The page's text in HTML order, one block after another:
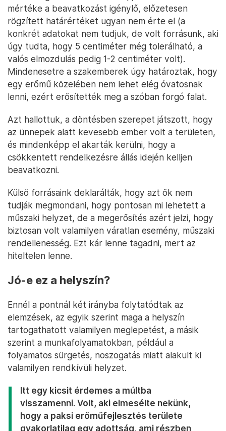
mértéke a beavatkozást igénylő, előzetesen
rögzített határértéket ugyan nem érte el (a
konkrét adatokat nem tudjuk, de volt forrásunk, aki
úgy tudta, hogy 5 centiméter még tolerálható, a
valós elmozdulás pedig 1-2 centiméter volt).
Mindenesetre a szakemberek úgy határoztak, hogy
egy erőmű közelében nem lehet elég óvatosnak
lenni, ezért erősítették meg a szóban forgó falat.
Azt hallottuk, a döntésben szerepet játszott, hogy
az ünnepek alatt kevesebb ember volt a területen,
és mindenképp el akarták kerülni, hogy a
csökkentett rendelkezésre állás idején kelljen
beavatkozni.
Külső forrásaink deklarálták, hogy azt ők nem
tudják megmondani, hogy pontosan mi lehetett a
műszaki helyzet, de a megerősítés azért jelzi, hogy
biztosan volt valamilyen váratlan esemény, műszaki
rendellenesség. Ezt kár lenne tagadni, mert az
hiteltelen lenne.
Jó-e ez a helyszín?
Ennél a pontnál két irányba folytatódtak az
elemzések, az egyik szerint maga a helyszín
tartogathatott valamilyen meglepetést, a másik
szerint a munkafolyamatokban, például a
folyamatos sürgetés, noszogatás miatt alakult ki
valamilyen rendkívüli helyzet.
Itt egy kicsit érdemes a múltba
visszamenni. Volt, aki elmesélte nekünk,
hogy a paksi erőműfejlesztés területe
gyakorlatilag egy adottság, ami részben